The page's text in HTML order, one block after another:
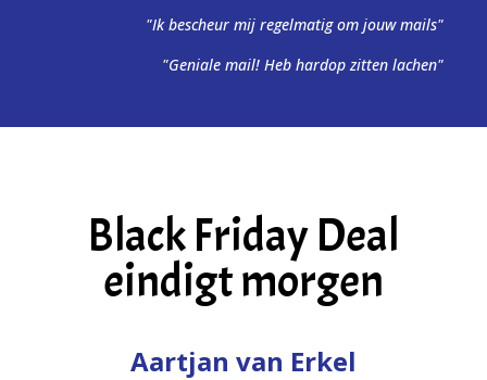
"Ik bescheur mij regelmatig om jouw mails"
"Geniale mail! Heb hardop zitten lachen"
Black Friday Deal
eindigt morgen
Aartjan van Erkel